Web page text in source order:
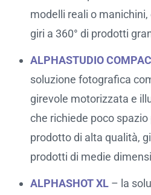
modelli reali o
giri a 360° di prodotti
ALPHASTUDIO
soluzione fotografica
girevole motorizzata e
che richiede poco
prodotto di alta qualità,
prodotti di medie
ALPHASHOT XL – la